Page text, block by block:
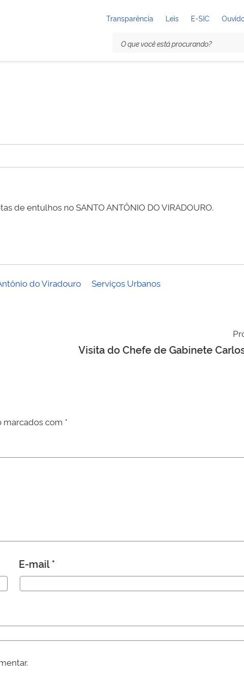
Transparência Leis E-SIC
de entulhos no SANTO ANTÔNIO DO VIRADOURO.
do Viradouro Serviços Urbanos
Visita do Chefe de Gabinete
marcados com *
E-mail*